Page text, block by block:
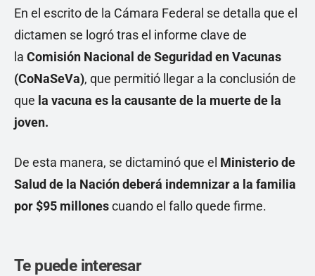
En el escrito de la Cámara Federal se detalla que el
dictamen se logró tras el informe clave de
la Comisión Nacional de Seguridad en Vacunas
(CoNaSeVa), que permitió llegar a la conclusión de
que la vacuna es la causante de la muerte de la
joven.
De esta manera, se dictaminó que el Ministerio de
Salud de la Nación deberá indemnizar a la familia
por $95 millonescuando el fallo quede firme.
Te puede interesar